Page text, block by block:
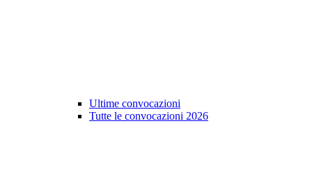
Ultime convocazioni
Tutte le convocazioni 2026